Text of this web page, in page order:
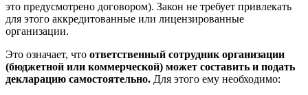
это предусмотрено договором). Закон не требует привлекать
для этого аккредитованные или лицензированные
организации.
Это означает, что ответственный сотрудник организации
(бюджетной или коммерческой) может составить и подать
декларацию самостоятельно. Для этого ему необходимо: